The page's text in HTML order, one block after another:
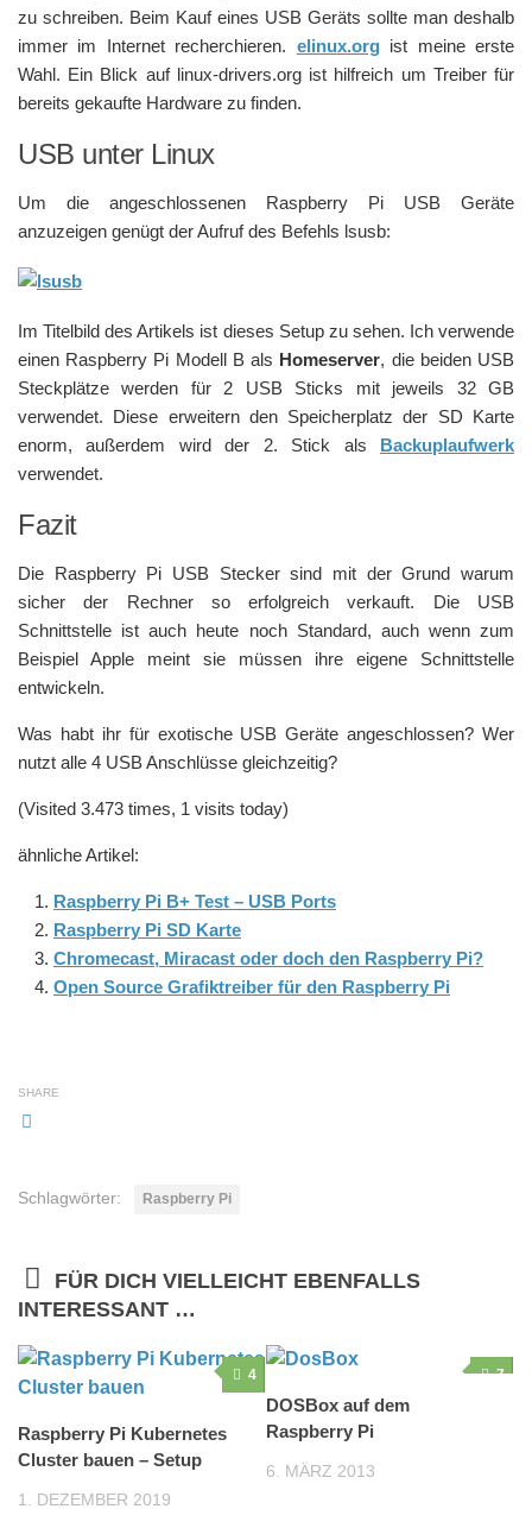
zu schreiben. Beim Kauf eines USB Geräts sollte man deshalb
immer im Internet recherchieren. elinux.orgist meine erste
Wahl. Ein Blick auf linux-drivers.org ist hilfreich um Treiber für
bereits gekaufte Hardware zu finden.
USB unter Linux
Um die angeschlossenen Raspberry Pi USB Geräte
anzuzeigen genügt der Aufruf des Befehls lsusb:
Im Titelbild des Artikels ist dieses Setup zu sehen. Ich verwende
einen Raspberry Pi Modell B als Homeserver, die beiden USB
Steckplätze werden für 2 USB Sticks mit jeweils 32 GB
verwendet. Diese erweitern den Speicherplatz der SD Karte
enorm, außerdem wird der 2. Stick als Backuplaufwerk
verwendet.
Fazit
Die Raspberry Pi USB Stecker sind mit der Grund warum
sicher der Rechner so erfolgreich verkauft. Die USB
Schnittstelle ist auch heute noch Standard, auch wenn zum
Beispiel Apple meint sie müssen ihre eigene Schnittstelle
entwickeln.
Was habt ihr für exotische USB Geräte angeschlossen? Wer
nutzt alle 4 USB Anschlüsse gleichzeitig?
(Visited 3.473 times, 1 visits today)
ähnliche Artikel:
Raspberry Pi B+ Test – USB Ports
Raspberry Pi SD Karte
Chromecast, Miracast oder doch den Raspberry Pi?
Open Source Grafiktreiber für den Raspberry Pi
SHARE
Schlagwörter: Raspberry Pi
FÜR DICH VIELLEICHT EBENFALLS
INTERESSANT …
4
Raspberry Pi Kubernetes
Cluster bauen – Setup
1. DEZEMBER 2019
7
DOSBox auf dem
Raspberry Pi
6. MÄRZ 2013